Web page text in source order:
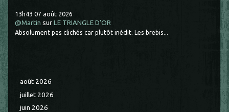
13h43 07 août 2026
@Martin surLE TRIANGLE D'OR
Absolument pas clichés car plutôt inédit. Les brebis...
août 2026
juillet 2026
juin 2026